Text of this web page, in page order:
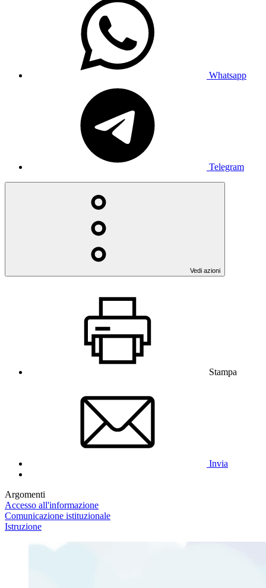
Whatsapp
Telegram
Vedi azioni
Stampa
Invia
Argomenti
Accesso all'informazione
Comunicazione istituzionale
Istruzione